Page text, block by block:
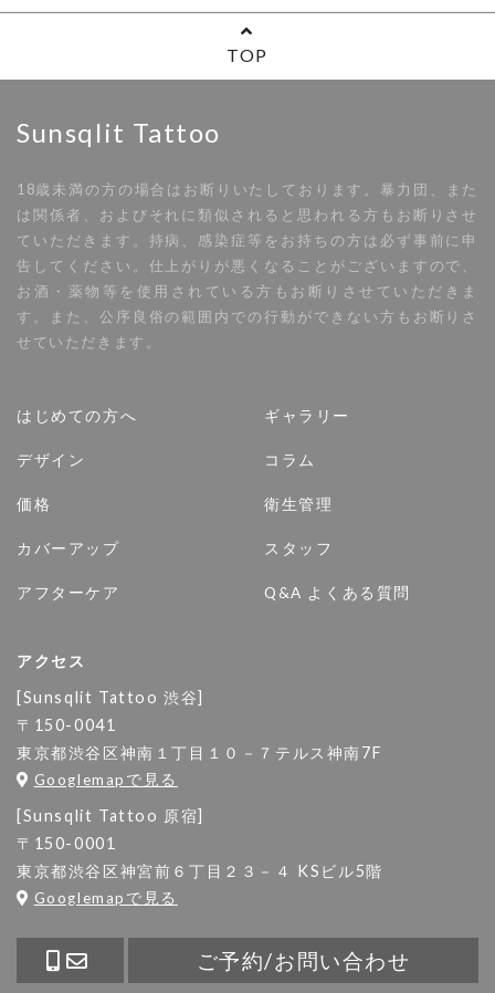
TOP
Sunsqlit Tattoo
18歳未満の方の場合はお断りいたしております。暴力団、また
は関係者、およびそれに類似されると思われる方もお断りさせ
ていただきます。持病、感染症等をお持ちの方は必ず事前に申
告してください。仕上がりが悪くなることがございますので、
お酒・薬物等を使用されている方もお断りさせていただきま
す。また、公序良俗の範囲内での行動ができない方もお断りさ
せていただきます。
はじめての方へ
デザイン
価格
カバーアップ
アフターケア
ギャラリー
コラム
衛生管理
スタッフ
Q&A よくある質問
アクセス
[Sunsqlit Tattoo 渋谷]
〒150-0041
東京都渋谷区神南１丁目１０－７テルス神南7F
Googlemapで見る
[Sunsqlit Tattoo 原宿]
〒150-0001
東京都渋谷区神宮前６丁目２３－４ KSビル5階
Googlemapで見る
ご予約/お問い合わせ